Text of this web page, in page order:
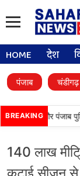
HOME देश
पंजाब चंडीगढ़
BREAKING
BSF और पंजाब
140 लाख